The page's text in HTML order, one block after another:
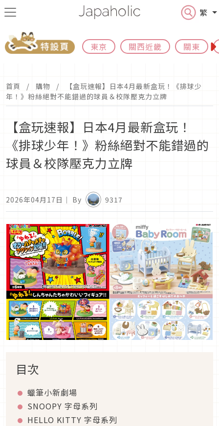
繁
東京 關西近畿 關東
首頁 購物
【盒玩速報】日本4月最新盒玩！《排球少
年！》粉絲絕對不能錯過的球員＆校隊壓克力立牌
【盒玩速報】日本4月最新盒玩！
《排球少年！》粉絲絕對不能錯過的
球員＆校隊壓克力立牌
2026年04月17日 ｜ By 9317
目次
蠟筆小新劇場
SNOOPY 字母系列
HELLO KITTY 字母系列